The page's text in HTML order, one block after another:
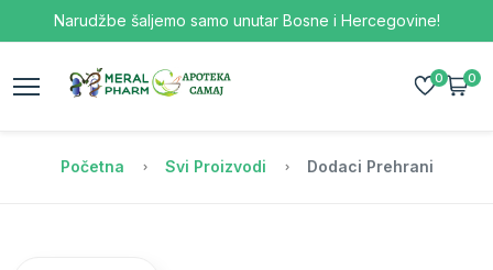
Narudžbe šaljemo samo unutar Bosne i Hercegovine!
0 0
Početna Svi Proizvodi Dodaci Prehrani